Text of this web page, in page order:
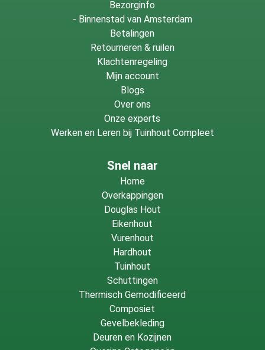
Bezorginfo
- Binnenstad van Amsterdam
Betalingen
Retourneren & ruilen
Klachtenregeling
Mijn account
Blogs
Over ons
Onze experts
Werken en Leren bij Tuinhout Compleet
Snel naar
Home
Overkappingen
Douglas Hout
Eikenhout
Vurenhout
Hardhout
Tuinhout
Schuttingen
Thermisch Gemodificeerd
Composiet
Gevelbekleding
Deuren en Kozijnen